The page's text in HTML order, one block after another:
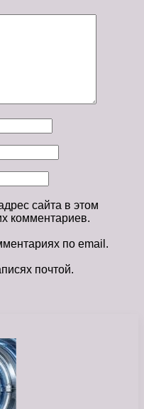
сайта в этом
комментариев.
по email.
почтой.